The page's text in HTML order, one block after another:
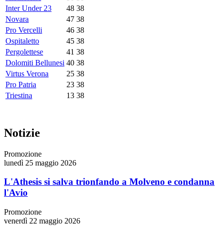
Inter Under 23
48 38
Novara
47 38
Pro Vercelli
46 38
Ospitaletto
45 38
Pergolettese
41 38
Dolomiti Bellunesi 40 38
Virtus Verona
25 38
Pro Patria
23 38
Triestina
13 38
Notizie
Promozione
lunedì 25 maggio 2026
L'Athesis si salva trionfando a Molveno e condanna
l'Avio
Promozione
venerdì 22 maggio 2026